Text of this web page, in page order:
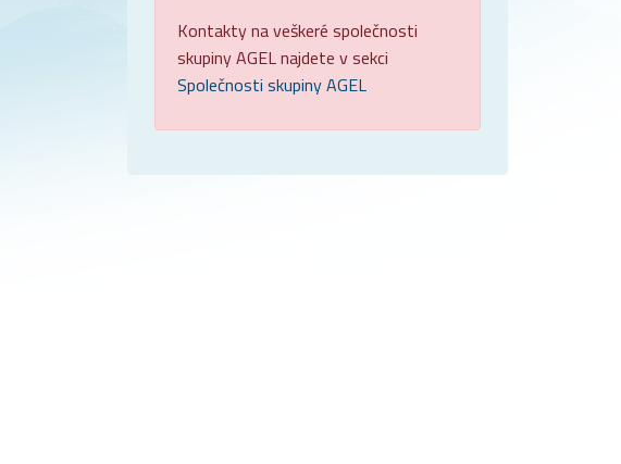
Kontakty na veškeré společnosti
skupiny AGEL najdete v sekci
Společnosti skupiny AGEL